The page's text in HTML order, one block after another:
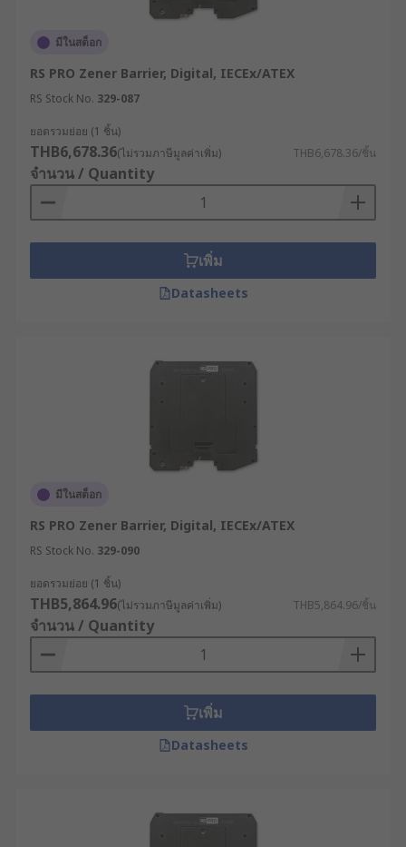
วานิกแบร์ริเออร์ที่เลือก เป็นสินค้าที่ผ่านการ
รับรองมาตรฐานความปลอดภัยที่เกี่ยวข้อง เช่น
พิจารณาจากสภาพแวดล้อมที่จะนำไปติดตั้ง หาก
เป็นสถานที่ที่ไม่สามารถต่อสายดินได้ ควรเลือก
กัลวานิกแบร์ริเออร์ที่สามารถทำงานได้โดยไม่
ต้องใช้สายดิน
พิจารณาจากงบประมาณ เพราะถึงแม้ว่าซีเนอร์
แบร์ริเออร์จะมีราคาที่ถูกกว่า แต่อาจไม่เหมาะกับ
การใช้งานบางประเภท หากเป็นงานที่ต้องการ
ความปลอดภัยสูง กัลวานิกแบร์ริเออร์ก็เป็นตัว
เลือกที่คุ้มค่ากับการลงทุนในระยะยาว
ซีเนอร์แบร์ริเออร์ และ กัลวา
ในอุตสาหกรรมต่าง ๆ
ไปใช้กับงานหลากหลายประเภทที่มีวงจรไฟฟ้าเป็นส่วน
ประกอบหลัก และทำงานภายใต้สภาพแวดล้อมที่เสี่ยง
ต่อการเกิดอันตราย ดังตัวอย่างต่อไปนี้
ระบบควบคุมการทำงานของเครื่องจักร : ซีเนอร์
แบร์ริเออร์ และ กัลวานิกแบร์ริเออร์ เป็นอุปกรณ์
เครื่องจักรภายในโรงงานอุตสาหกรรมต่าง ๆ เช่น
โรงงานน้ำมันและก๊าซ หรือ โรงงานผลิตสารเคมี
และยา เพื่อให้เซ็นเซอร์ เครื่องส่งสัญญาณ และ
อุปกรณ์ควบคุม สามารถทำงานได้อย่างต่อเนื่อง
และปลอดภัย
ระบบอัตโนมัติในอุตสาหกรรม : ใช้ในการป้องกัน
PLC, DCS และอุปกรณ์อัตโนมัติอื่น ๆ เพื่อให้
ระบบเหล่านั้นทำงานได้อย่างเสถียร ลดปัญหา
การวัดและเครื่องมือวัด : ซีเนอร์แบร์ริเออร์ และ
มีในสต็อก
RS PRO Zener Barrier, Digital, IECEx/ATEX
RS Stock No. 329-087
ยอดรวมย่อย (1 ชิ้น)
THB6,678.36(ไม่รวมภาษีมูลค่าเพิ่ม) THB6,678.36/ชิ้น
จำนวน / Quantity
เพิ่ม
Datasheets
มีในสต็อก
RS PRO Zener Barrier, Digital, IECEx/ATEX
RS Stock No. 329-090
ยอดรวมย่อย (1 ชิ้น)
THB5,864.96(ไม่รวมภาษีมูลค่าเพิ่ม) THB5,864.96/ชิ้น
จำนวน / Quantity
เพิ่ม
Datasheets